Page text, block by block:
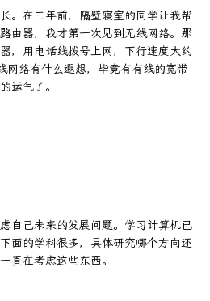
。在三年前，隔壁寝室的同学让我帮
由器，我才第一次见到无线网络。那
，用电话线拨号上网，下行速度大约
网络有什么遐想，毕竟有有线的宽带
运气了。
自己未来的发展问题。学习计算机已
面的学科很多，具体研究哪个方向还
直在考虑这些东西。